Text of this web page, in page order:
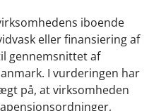
iboende
eller finansiering af
gennemsnittet af
I vurderingen har
på, at virksomheden